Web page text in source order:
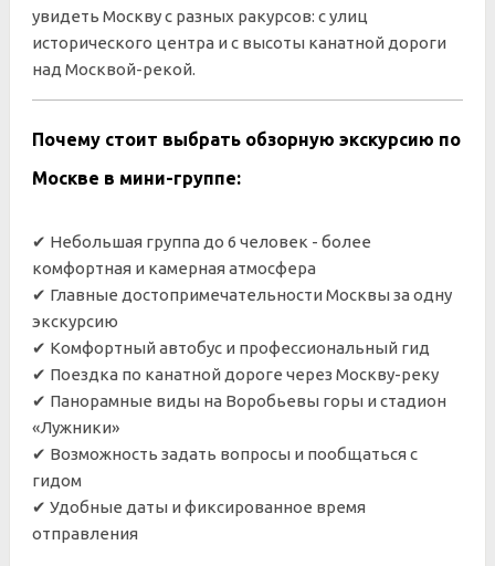
увидеть Москву с разных ракурсов: с улиц
исторического центра и с высоты канатной дороги
над Москвой-рекой.
Почему стоит выбрать обзорную экскурсию по
Москве в мини-группе:
✔ Небольшая группа до 6 человек - более
комфортная и камерная атмосфера
✔ Главные достопримечательности Москвы за одну
экскурсию
✔ Комфортный автобус и профессиональный гид
✔ Поездка по канатной дороге через Москву-реку
✔ Панорамные виды на Воробьевы горы и стадион
«Лужники»
✔ Возможность задать вопросы и пообщаться с
гидом
✔ Удобные даты и фиксированное время
отправления